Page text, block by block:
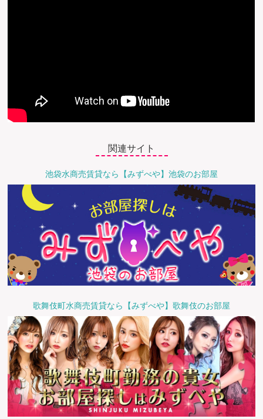
関連サイト
池袋水商売賃貸なら【みずべや】池袋のお部屋
歌舞伎町水商売賃貸なら【みずべや】歌舞伎のお部屋